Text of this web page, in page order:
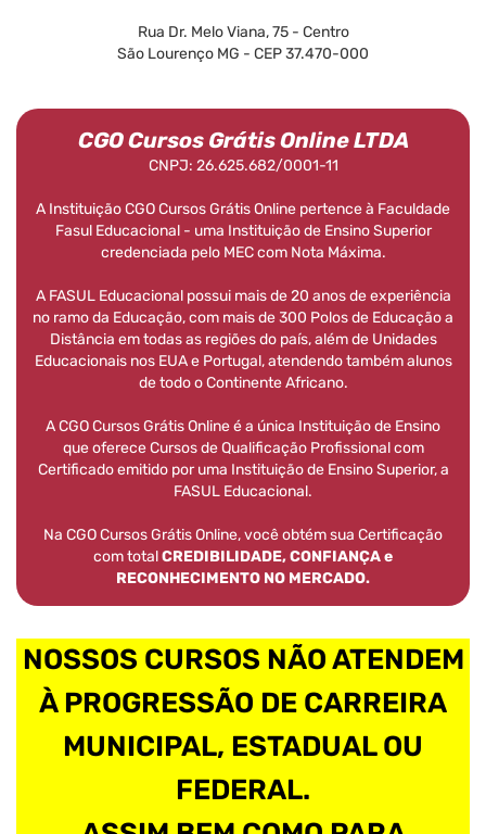
Rua Dr. Melo Viana, 75 - Centro
São Lourenço MG - CEP 37.470-000
CGO Cursos Grátis Online LTDA
CNPJ: 26.625.682/0001-11
A Instituição CGO Cursos Grátis Online pertence à Faculdade
Fasul Educacional - uma Instituição de Ensino Superior
credenciada pelo MEC com Nota Máxima.
A FASUL Educacional possui mais de 20 anos de experiência
no ramo da Educação, com mais de 300 Polos de Educação a
Distância em todas as regiões do país, além de Unidades
Educacionais nos EUA e Portugal, atendendo também alunos
de todo o Continente Africano.
A CGO Cursos Grátis Online é a única Instituição de Ensino
que oferece Cursos de Qualificação Profissional com
Certificado emitido por uma Instituição de Ensino Superior, a
FASUL Educacional.
Na CGO Cursos Grátis Online, você obtém sua Certificação
com totalCREDIBILIDADE, CONFIANÇA e
RECONHECIMENTO NO MERCADO.
NOSSOS CURSOS NÃO ATENDEM
À PROGRESSÃO DE CARREIRA
MUNICIPAL, ESTADUAL OU
FEDERAL.